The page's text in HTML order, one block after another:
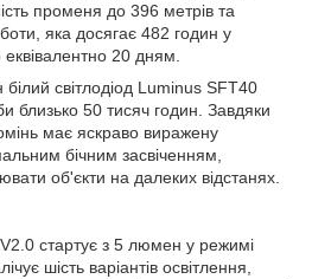
променя до 396 метрів та
яка досягає 482 годин у
20 дням.
світлодіод Luminus SFT40
близько 50 тисяч годин. Завдяки
має яскраво виражену
бічним засвіченням,
об'єкти на далеких відстанях.
V2.0 стартує з 5 люмен у режимі
шість варіантів освітлення,